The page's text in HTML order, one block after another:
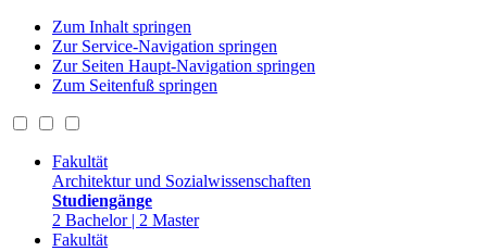
Zum Inhalt springen
Zur Service-Navigation springen
Zur Seiten Haupt-Navigation springen
Zum Seitenfuß springen
Fakultät
Architektur und Sozialwissenschaften
Studiengänge
2 Bachelor | 2 Master
Fakultät